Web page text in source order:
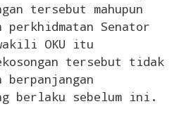
tersebut mahupun
perkhidmatan Senator
OKU itu
tersebut tidak
berlaku sebelum ini.